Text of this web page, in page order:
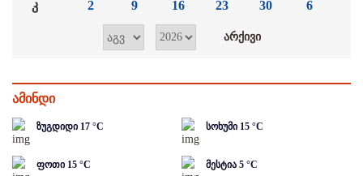
კ 2 9 16 23 30 6
ამინდი
ზუგდიდი 17 °C სოხუმი 15 °C
ფოთი 15 °C მესტია 5 °C